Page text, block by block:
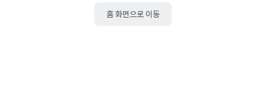
홈 화면으로 이동